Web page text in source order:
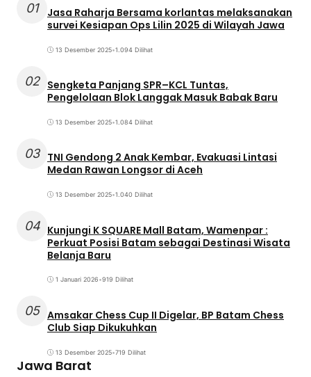
01
Jasa Raharja Bersama korlantas melaksanakan
survei Kesiapan Ops Lilin 2025 di Wilayah Jawa
13 Desember 2025•1.094 Dilihat
02 Sengketa Panjang SPR–KCL Tuntas,
Pengelolaan Blok Langgak Masuk Babak Baru
13 Desember 2025•1.084 Dilihat
03 TNI Gendong 2 Anak Kembar, Evakuasi Lintasi
Medan Rawan Longsor di Aceh
13 Desember 2025•1.040 Dilihat
04 Kunjungi K SQUARE Mall Batam, Wamenpar :
Perkuat Posisi Batam sebagai Destinasi Wisata
Belanja Baru
1 Januari 2026•919 Dilihat
05 Amsakar Chess Cup II Digelar, BP Batam Chess
Club Siap Dikukuhkan
13 Desember 2025•719 Dilihat
Jawa Barat